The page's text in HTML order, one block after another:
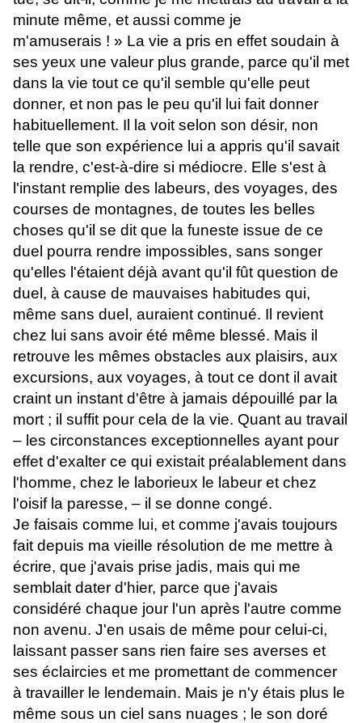
minute même, et aussi comme je
m'amuserais ! » La vie a pris en effet soudain à
ses yeux une valeur plus grande, parce qu'il met
dans la vie tout ce qu'il semble qu'elle peut
donner, et non pas le peu qu'il lui fait donner
habituellement. Il la voit selon son désir, non
telle que son expérience lui a appris qu'il savait
la rendre, c'est-à-dire si médiocre. Elle s'est à
l'instant remplie des labeurs, des voyages, des
courses de montagnes, de toutes les belles
choses qu'il se dit que la funeste issue de ce
duel pourra rendre impossibles, sans songer
qu'elles l'étaient déjà avant qu'il fût question de
duel, à cause de mauvaises habitudes qui,
même sans duel, auraient continué. Il revient
chez lui sans avoir été même blessé. Mais il
retrouve les mêmes obstacles aux plaisirs, aux
excursions, aux voyages, à tout ce dont il avait
craint un instant d'être à jamais dépouillé par la
mort ; il suffit pour cela de la vie. Quant au travail
– les circonstances exceptionnelles ayant pour
effet d'exalter ce qui existait préalablement dans
l'homme, chez le laborieux le labeur et chez
l'oisif la paresse, – il se donne congé.
Je faisais comme lui, et comme j'avais toujours
fait depuis ma vieille résolution de me mettre à
écrire, que j'avais prise jadis, mais qui me
semblait dater d'hier, parce que j'avais
considéré chaque jour l'un après l'autre comme
non avenu. J'en usais de même pour celui-ci,
laissant passer sans rien faire ses averses et
ses éclaircies et me promettant de commencer
à travailler le lendemain. Mais je n'y étais plus le
même sous un ciel sans nuages ; le son doré